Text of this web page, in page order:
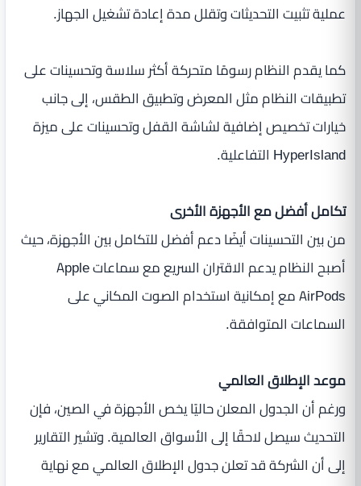
عملية تثبيت التحديثات وتقلل مدة إعادة تشغيل الجهاز.
كما يقدم النظام رسومًا متحركة أكثر سلاسة وتحسينات على
تطبيقات النظام مثل المعرض وتطبيق الطقس، إلى جانب
خيارات تخصيص إضافية لشاشة القفل وتحسينات على ميزة
HyperIsland التفاعلية.
تكامل أفضل مع الأجهزة الأخرى
من بين التحسينات أيضًا دعم أفضل للتكامل بين الأجهزة، حيث
أصبح النظام يدعم الاقتران السريع مع سماعات Apple
AirPods مع إمكانية استخدام الصوت المكاني على
السماعات المتوافقة.
موعد الإطلاق العالمي
ورغم أن الجدول المعلن حاليًا يخص الأجهزة في الصين، فإن
التحديث سيصل لاحقًا إلى الأسواق العالمية. وتشير التقارير
إلى أن الشركة قد تعلن جدول الإطلاق العالمي مع نهاية